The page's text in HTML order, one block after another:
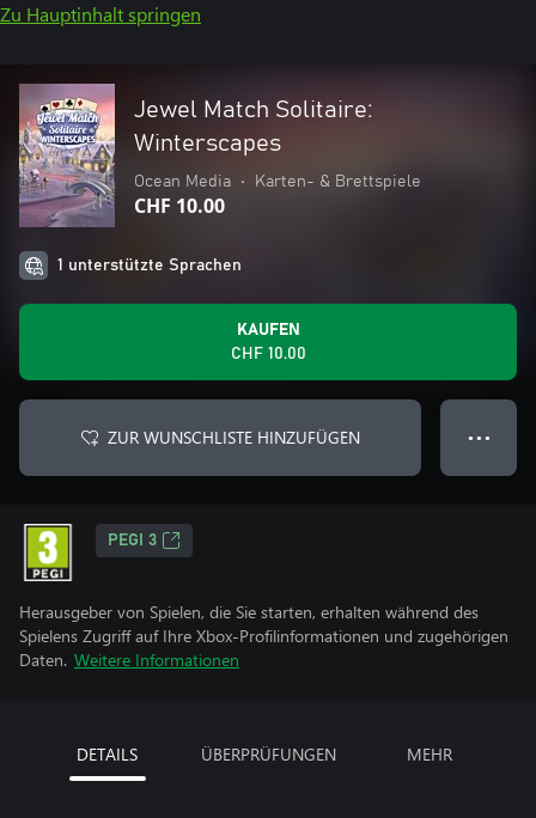
Zu Hauptinhalt springen
Jewel Match Solitaire:
Winterscapes
Ocean Media • Karten- & Brettspiele
CHF 10.00
1 unterstützte Sprachen
KAUFEN
CHF 10.00
ZUR WUNSCHLISTE HINZUFÜGEN ● ● ●
PEGI 3
Herausgeber von Spielen, die Sie starten, erhalten während des
Spielens Zugriff auf Ihre Xbox-Profilinformationen und zugehörigen
Daten. Weitere Informationen
DETAILS ÜBERPRÜFUNGEN MEHR